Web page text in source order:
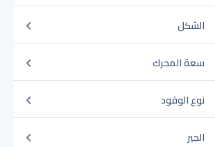
الشكل
سعة المحرك
نوع الوقود
الجير